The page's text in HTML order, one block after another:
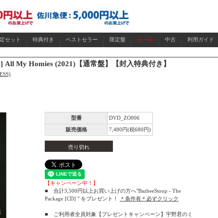
セット 特典付き ベストセラー 限定盤 セール 中古 利用ガイド
My Homies (2021)【通常盤】【封入特典付き】
型番
DVD_ZO006
販売価格
7,480円(税680円)
売り切れ
【キャンペーン中！】
■ 合計3,500円以上お買い上げの方へ"BazbeeStoop - The
Package [CD] " をプレゼント！
＊条件有＊必ずクリック
■ ご利用者全員対象【プレゼントキャンペーン】宇野君のミ